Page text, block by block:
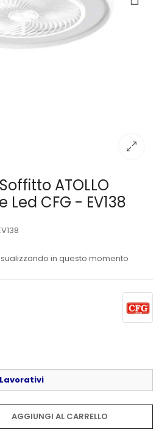
ATOLLO
Led CFG - EV138
in questo momento
AGGIUNGI AL CARRELLO